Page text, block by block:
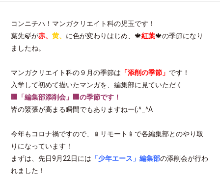
コンニチハ！マンガクリエイト科の児玉です！
葉先🍃が赤、黄、 に色が変わりはじめ、🍁紅葉🍁の季節になり
ましたね。
マンガクリエイト科の９月の季節は 「添削の季節」 です！
入学して初めて描いたマンガを、編集部に見ていただく
🏢「編集部添削会」🏢の季節です！
皆の緊張が高まる瞬間でもありますねー(;^_^A
今年もコロナ禍ですので、📱リモート📱で各編集部とのやり取
りになっています！
まずは、先日9月22日には 「少年エース」編集部の添削会が行わ
れました！